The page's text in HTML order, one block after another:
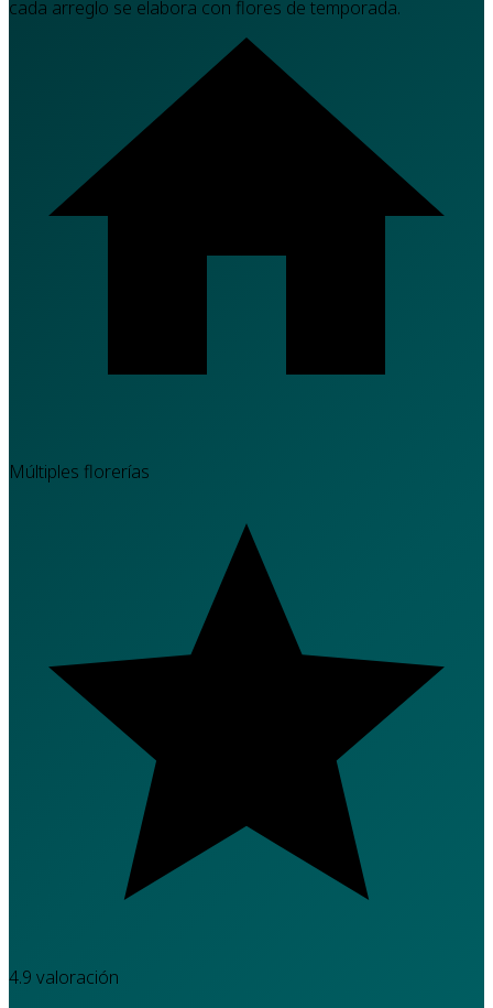
cada arreglo se elabora con flores de temporada.
Múltiples florerías
4.9 valoración